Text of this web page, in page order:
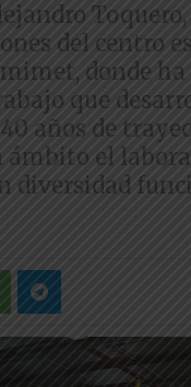
del centro
donde ha
que
años de
ámbito el
diversidad